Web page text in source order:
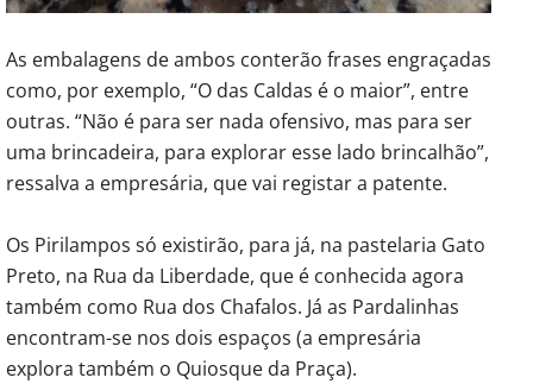
As embalagens de ambos conterão frases engraçadas
como, por exemplo, “O das Caldas é o maior”, entre
outras. “Não é para ser nada ofensivo, mas para ser
uma brincadeira, para explorar esse lado brincalhão”,
ressalva a empresária, que vai registar a patente.
Os Pirilampos só existirão, para já, na pastelaria Gato
Preto, na Rua da Liberdade, que é conhecida agora
também como Rua dos Chafalos. Já as Pardalinhas
encontram-se nos dois espaços (a empresária
explora também o Quiosque da Praça).